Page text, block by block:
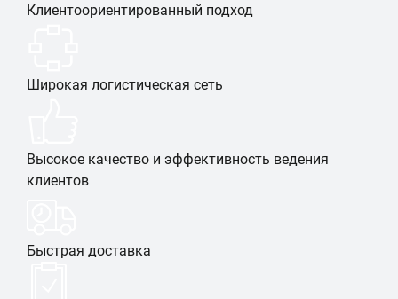
Клиентоориентированный подход
Широкая логистическая сеть
Высокое качество и эффективность ведения
клиентов
Быстрая доставка